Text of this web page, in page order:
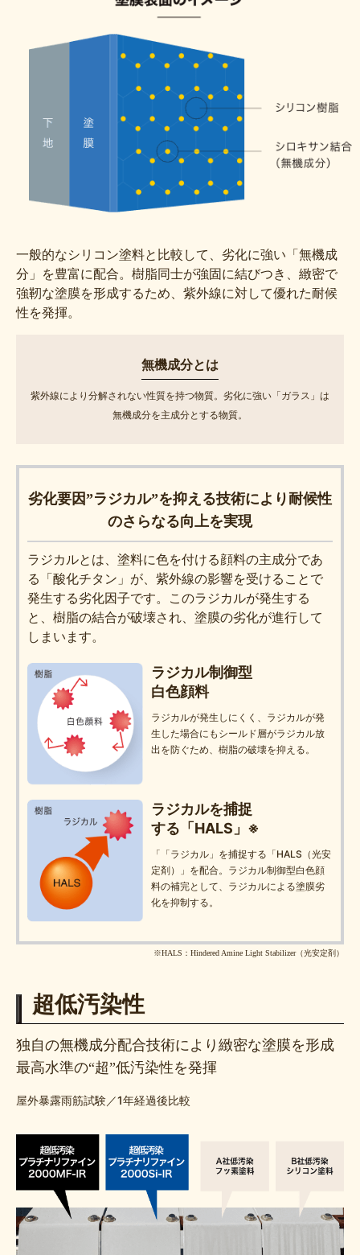
一般的なシリコン塗料と比較して、劣化に強い「無機成
分」を豊富に配合。樹脂同士が強固に結びつき、緻密で
強靭な塗膜を形成するため、紫外線に対して優れた耐候
性を発揮。
無機成分とは
紫外線により分解されない性質を持つ物質。劣化に強い「ガラス」は
無機成分を主成分とする物質。
劣化要因”ラジカル”を抑える技術により耐候性
のさらなる向上を実現
ラジカルとは、塗料に色を付ける顔料の主成分であ
る「酸化チタン」が、紫外線の影響を受けることで
発生する劣化因子です。このラジカルが発生する
と、樹脂の結合が破壊され、塗膜の劣化が進行して
しまいます。
ラジカル制御型
白色顔料
ラジカルが発生しにくく、ラジカルが発
生した場合にもシールド層がラジカル放
出を防ぐため、樹脂の破壊を抑える。
ラジカルを捕捉
する「HALS」※
「「ラジカル」を捕捉する「HALS（光安
定剤）」を配合。ラジカル制御型白色顔
料の補完として、ラジカルによる塗膜劣
化を抑制する。
※HALS：Hindered Amine Light Stabilizer（光安定剤）
超低汚染性
独自の無機成分配合技術により緻密な塗膜を形成
最高水準の“超”低汚染性を発揮
屋外暴露雨筋試験／1年経過後比較